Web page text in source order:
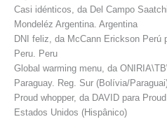
Casi idénticos, da Del Campo
Mondeléz Argentina. Argentina
DNI feliz, da McCann Erickson Perú
Peru. Peru
Global warming menu, da
Paraguay. Reg. Sur (Bolívia/
Proud whopper, da DAVID para
Estados Unidos (Hispânico)